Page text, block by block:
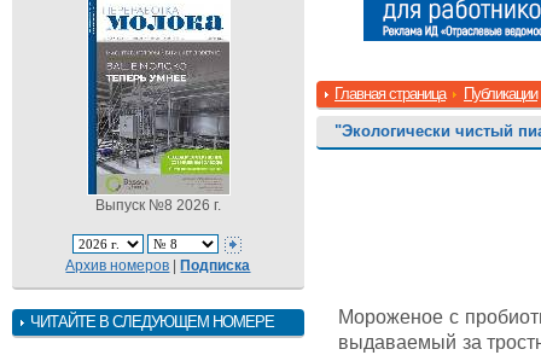
Выпуск №8 2026 г.
Архив номеров |Подписка
ЧИТАЙТЕ В СЛЕДУЮЩЕМ НОМЕРЕ
Главная страница Публикации
"Экологически чистый
Мороженое с
выдаваемый за